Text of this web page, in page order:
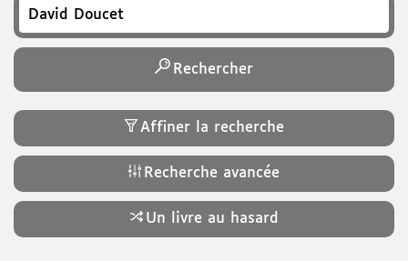
Recherchez un titre, auteur, ISBN, genre…
Rechercher
Affiner la recherche
Recherche avancée
Un livre au hasard